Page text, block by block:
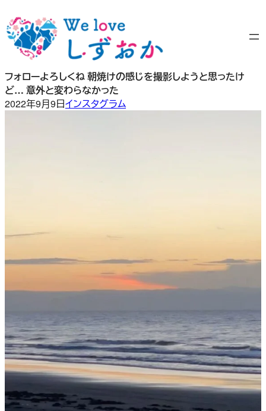
容
を
ッ
プ
フォローよろしくね 朝焼けの感じを撮影しようと思ったけ
ど… 意外と変わらなかった
2022年9月9日インスタグラム